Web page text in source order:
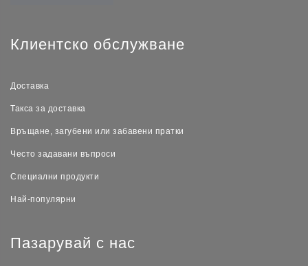
Клиентско обслужване
Доставка
Такса за доставка
Връщане, загубени или забавени пратки
Често задавани въпроси
Специални продукти
Най-популярни
Пазарувай с нас